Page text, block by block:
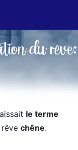
du rêve:
le terme
chêne.